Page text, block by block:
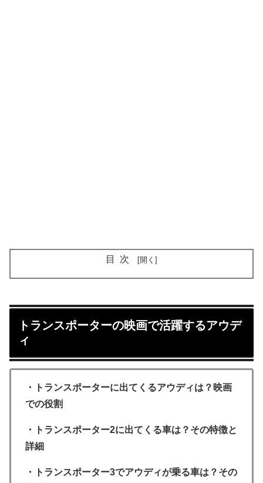
目次
トランスポーターの映画で活躍するアウデ
ィ
・トランスポーターに出てくるアウディは？映画
での役割
・トランスポーター2に出てくる車は？その特徴と
詳細
・トランスポーター3でアウディが乗る車は？その